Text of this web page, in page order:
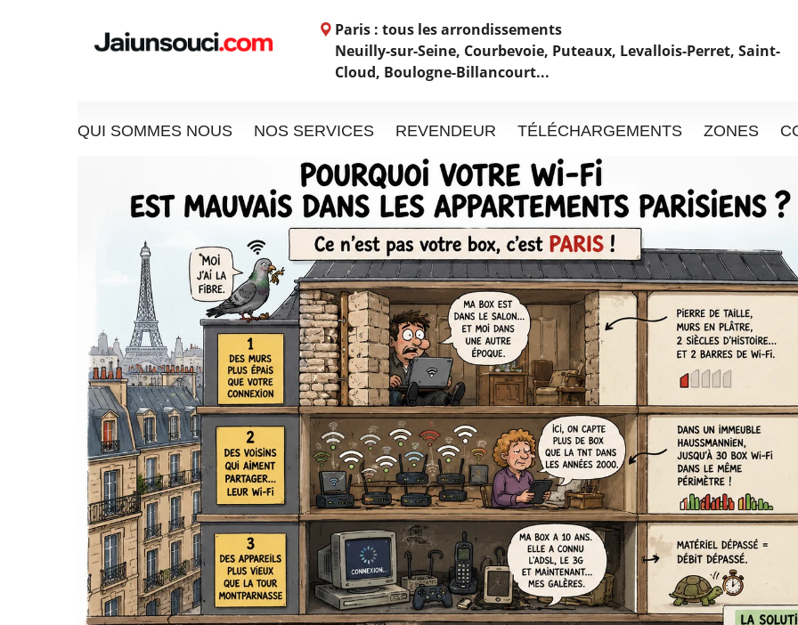
Paris : tous les arrondissements
Neuilly-sur-Seine, Courbevoie, Puteaux, Levallois-Perret, Saint-
Cloud, Boulogne-Billancourt...
QUI SOMMES NOUS NOS SERVICES REVENDEUR TÉLÉCHARGEMENTS ZONES